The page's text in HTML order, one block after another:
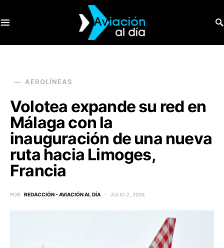
AEROLÍNEAS
Volotea expande su red en
Málaga con la
inauguración de una nueva
ruta hacia Limoges,
Francia
POR REDACCIÓN - AVIACIÓN AL DÍA JULIO 2, 2026